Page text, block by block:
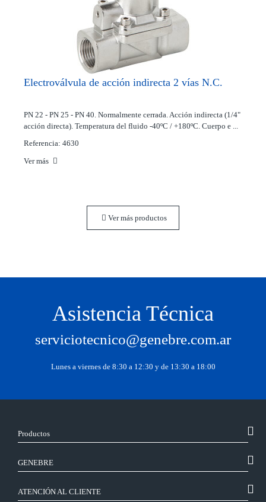
Electroválvula de acción indirecta 2 vías N.C.
PN 22 - PN 25 - PN 40. Normalmente cerrada. Acción indirecta (1/4"
acción directa). Temperatura del fluido -40ºC / +180ºC. Cuerpo e ...
Referencia: 4630
Ver más
Ver más productos
Asistencia Técnica
serviciotecnico@genebre.com.ar
Lunes a viernes de 8:30 a 12:30 y de 13:30 a 18:00
Productos
GENEBRE
ATENCIÓN AL CLIENTE